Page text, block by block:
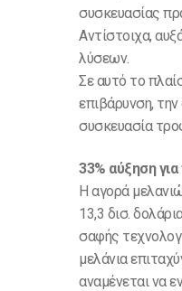
συσκευασίας
Αντίστοιχα,
λύσεων.
Σε αυτό το
επιβάρυνση,
συσκευασία
33% αύξηση
Η αγορά
13,3 δισ.
σαφής
μελάνια
αναμένεται να